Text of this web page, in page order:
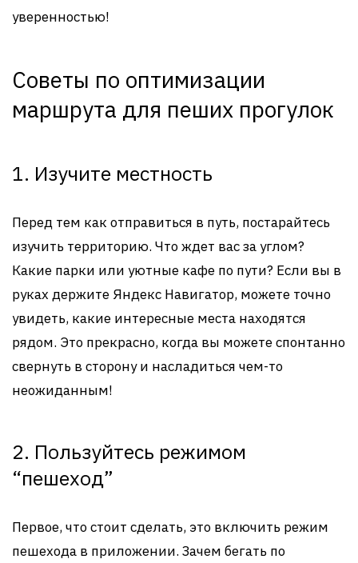
уверенностью!
Советы по оптимизации
маршрута для пеших прогулок
1. Изучите местность
Перед тем как отправиться в путь, постарайтесь
изучить территорию. Что ждет вас за углом?
Какие парки или уютные кафе по пути? Если вы в
руках держите Яндекс Навигатор, можете точно
увидеть, какие интересные места находятся
рядом. Это прекрасно, когда вы можете спонтанно
свернуть в сторону и насладиться чем-то
неожиданным!
2. Пользуйтесь режимом
“пешеход”
Первое, что стоит сделать, это включить режим
пешехода в приложении. Зачем бегать по